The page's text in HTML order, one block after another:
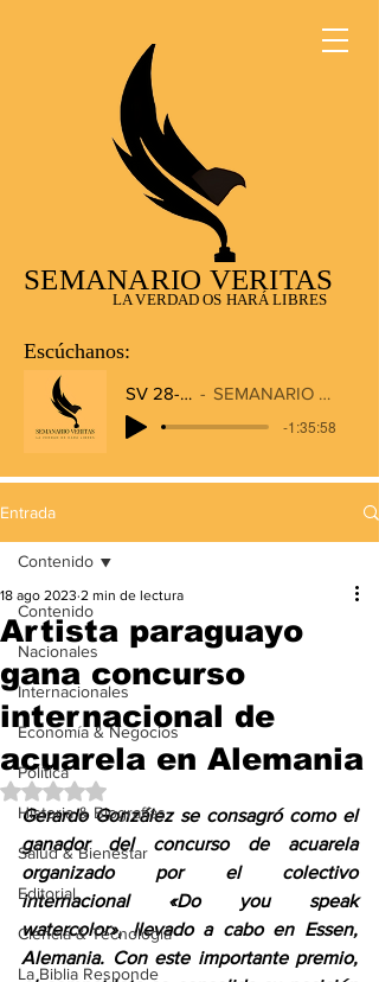
SEMANARIO VERITAS
LA VERDAD OS HARÁ LIBRES
Escúchanos:
SV 28-12-2025
SEMANARIO VERITAS RADIO
-1:35:58
Entrada
Contenido
Nacionales
Internacionales
Economía & Negocios
Política
Historia & Biografías
Salud & Bienestar
Editorial
Ciencia & Tecnología
La Biblia Responde
Contenido
Artista paraguayo
gana concurso
internacional de
acuarela en Alemania
18 ago 2023 2 min de lectura
Obtuvo NaN de 5 estrellas.
Gerardo González se consagró como el
ganador del concurso de acuarela
organizado por el colectivo
internacional «Do you speak
watercolor», llevado a cabo en Essen,
Alemania. Con este importante premio,